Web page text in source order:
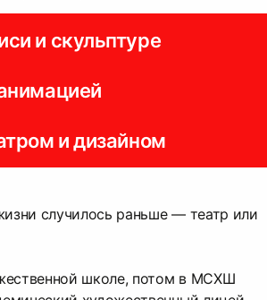
и скульптуре
и дизайном
случилось раньше — театр или
школе, потом в МСХШ